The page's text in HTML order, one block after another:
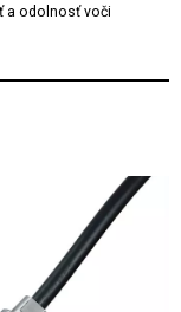
a odolnosť voči